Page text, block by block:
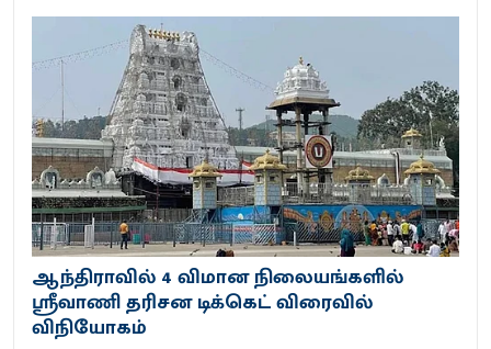
ஆந்திராவில் 4 விமான நிலையங்களில்
ஸ்ரீவாணி தரிசன டிக்கெட் விரைவில்
விநியோகம்